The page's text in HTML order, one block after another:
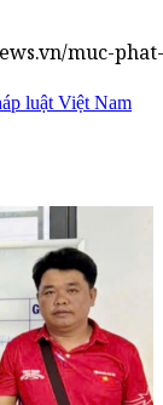
phat-nao-
luật Việt Nam